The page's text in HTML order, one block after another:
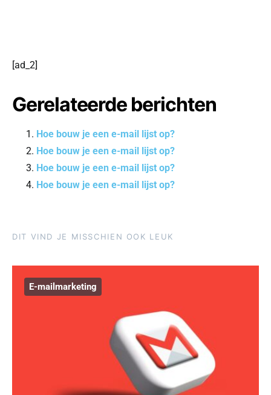
[ad_2]
Gerelateerde berichten
Hoe bouw je een e-mail lijst op?
Hoe bouw je een e-mail lijst op?
Hoe bouw je een e-mail lijst op?
Hoe bouw je een e-mail lijst op?
DIT VIND JE MISSCHIEN OOK LEUK
E-mailmarketing